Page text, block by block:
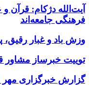
آیت‌الله دژکام:
فرهنگی جامعه‌اند
وزش باد و غبار
توییت خبرساز مشاور
گزارش خبرگزاری مهر